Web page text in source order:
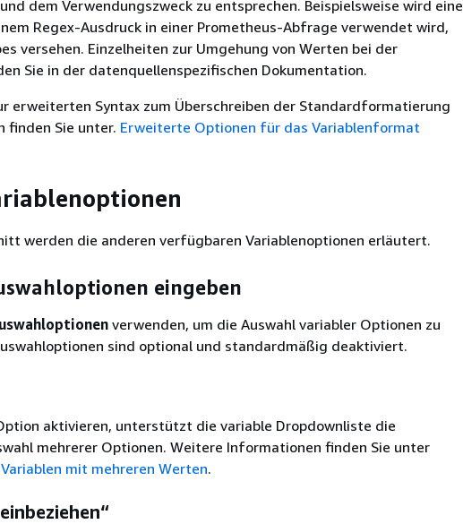
dem Verwendungszweck zu entsprechen. Beispielsweise wird eine
Regex-Ausdruck in einer Prometheus-Abfrage verwendet wird,
versehen. Einzelheiten zur Umgehung von Werten bei der
Sie in der datenquellenspezifischen Dokumentation.
erweiterten Syntax zum Überschreiben der Standardformatierung
finden Sie unter. Erweiterte Optionen für das Variablenformat
werden die anderen verfügbaren Variablenoptionen erläutert.
eingeben
verwenden, um die Auswahl variabler Optionen zu
sind optional und standardmäßig deaktiviert.
aktivieren, unterstützt die variable Dropdownliste die
mehrerer Optionen. Weitere Informationen finden Sie unter
mit mehreren Werten.